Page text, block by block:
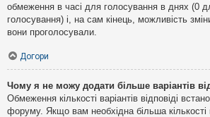
обмеження в часі для голосування в днях (0
голосування) і, на сам кінець, можливість
вони проголосували.
Догори
Чому я не можу додати більше варіантів
Обмеження кількості варіантів відповіді
форуму. Якщо вам необхідна більша кількості